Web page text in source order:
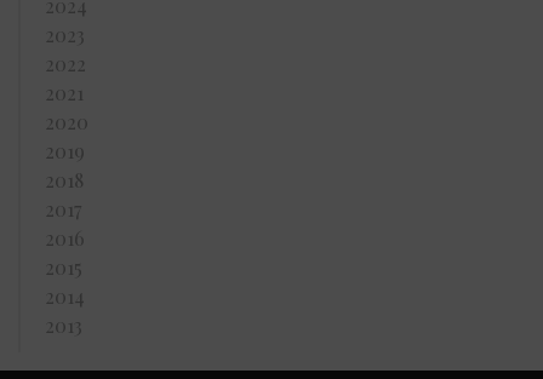
2024
2023
2022
2021
2020
2019
2018
2017
2016
2015
2014
2013